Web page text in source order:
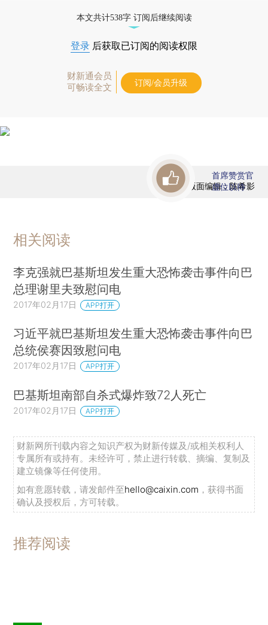
本文共计538字 订阅后继续阅读
登录 后获取已订阅的阅读权限
财新通会员
可畅读全文
订阅/会员升级
版面编辑：陈希影
首席赞赏官
虚位以待
相关阅读
李克强就巴基斯坦发生重大恐怖袭击事件向巴
总理谢里夫致慰问电
2017年02月17日 APP打开
习近平就巴基斯坦发生重大恐怖袭击事件向巴
总统侯赛因致慰问电
2017年02月17日 APP打开
巴基斯坦南部自杀式爆炸致72人死亡
2017年02月17日 APP打开
财新网所刊载内容之知识产权为财新传媒及/或相关权利人
专属所有或持有。未经许可，禁止进行转载、摘编、复制及
建立镜像等任何使用。
如有意愿转载，请发邮件至hello@caixin.com ，获得书面
确认及授权后，方可转载。
推荐阅读